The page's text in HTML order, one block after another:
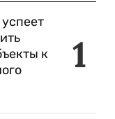
1
к